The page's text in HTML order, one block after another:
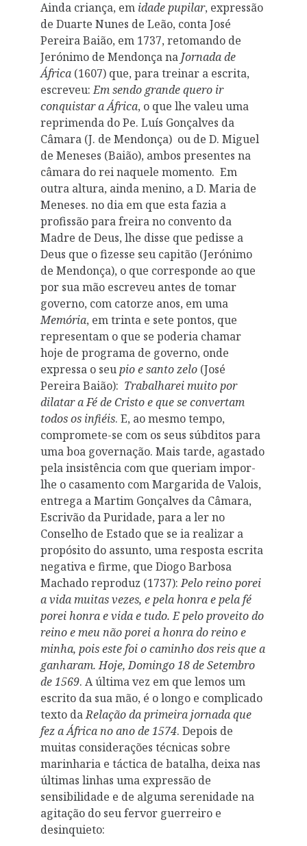
Ainda criança, em idade pupilar, expressão
de Duarte Nunes de Leão, conta José
Pereira Baião, em 1737, retomando de
Jerónimo de Mendonça na Jornada de
África (1607) que, para treinar a escrita,
escreveu: Em sendo grande quero ir
conquistar a África, o que lhe valeu uma
reprimenda do Pe. Luís Gonçalves da
Câmara (J. de Mendonça) ou de D. Miguel
de Meneses (Baião), ambos presentes na
câmara do rei naquele momento. Em
outra altura, ainda menino, a D. Maria de
Meneses. no dia em que esta fazia a
profissão para freira no convento da
Madre de Deus, lhe disse que pedisse a
Deus que o fizesse seu capitão (Jerónimo
de Mendonça), o que corresponde ao que
por sua mão escreveu antes de tomar
governo, com catorze anos, em uma
Memória, em trinta e sete pontos, que
representam o que se poderia chamar
hoje de programa de governo, onde
expressa o seu pio e santo zelo (José
Pereira Baião): Trabalharei muito por
dilatar a Fé de Cristo e que se convertam
todos os infiéis. E, ao mesmo tempo,
compromete-se com os seus súbditos para
uma boa governação. Mais tarde, agastado
pela insistência com que queriam impor-
lhe o casamento com Margarida de Valois,
entrega a Martim Gonçalves da Câmara,
Escrivão da Puridade, para a ler no
Conselho de Estado que se ia realizar a
propósito do assunto, uma resposta escrita
negativa e firme, que Diogo Barbosa
Machado reproduz (1737): Pelo reino porei
a vida muitas vezes, e pela honra e pela fé
porei honra e vida e tudo. E pelo proveito do
reino e meu não porei a honra do reino e
minha, pois este foi o caminho dos reis que a
ganharam. Hoje, Domingo 18 de Setembro
de 1569. A última vez em que lemos um
escrito da sua mão, é o longo e complicado
texto da Relação da primeira jornada que
fez a África no ano de 1574. Depois de
muitas considerações técnicas sobre
marinharia e táctica de batalha, deixa nas
últimas linhas uma expressão de
sensibilidade e de alguma serenidade na
agitação do seu fervor guerreiro e
desinquieto: